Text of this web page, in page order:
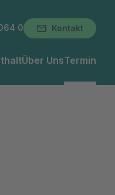
0 Kontakt
Über UnsTermin